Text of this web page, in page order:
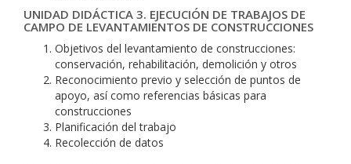
UNIDAD DIDÁCTICA 3. EJECUCIÓN DE TRABAJOS DE
CAMPO DE LEVANTAMIENTOS DE CONSTRUCCIONES
Objetivos del levantamiento de construcciones:
conservación, rehabilitación, demolición y otros
Reconocimiento previo y selección de puntos de
apoyo, así como referencias básicas para
construcciones
Planificación del trabajo
Recolección de datos